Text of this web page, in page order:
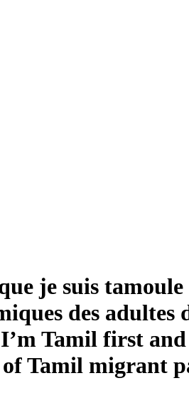
je suis
des adultes
Tamil first
Tamil migrant